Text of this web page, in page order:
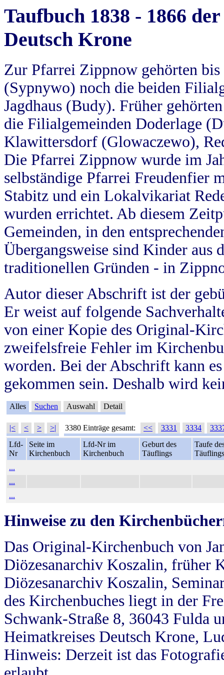
Taufbuch 1838 - 1866
Deutsch Krone
Zur Pfarrei Zippnow gehörten
(Sypnywo) noch die beiden
Jagdhaus (Budy). Früher
die Filialgemeinden Doderlage
Klawittersdorf (Glowaczewo),
Die Pfarrei Zippnow wurde im
selbständige Pfarrei Freudenfier
Stabitz und ein Lokalvikariat
wurden errichtet. Ab diesem
Gemeinden, in den
Übergangsweise sind Kinder aus
traditionellen Gründen - in
Autor dieser Abschrift ist der
Er weist auf folgende
von einer Kopie des Original-
zweifelsfreie Fehler im
worden. Bei der Abschrift kann
gekommen sein. Deshalb wird
Alles Suchen Auswahl Detail
|< < > >| 3380 Einträge gesamt: << 3331 3334
Lfd-
Nr
Seite im
Kirchenbuch
Lfd-Nr im
Kirchenbuch
Geburt des
Täuflings
Taufe
Täuflings
...
...
...
Hinweise zu den
Das Original-Kirchenbuch von
Diözesanarchiv Koszalin, früher
Diözesanarchiv Koszalin,
des Kirchenbuches liegt in der
Schwank-Straße 8, 36043 Fulda
Heimatkreises Deutsch Krone,
Hinweis: Derzeit ist das